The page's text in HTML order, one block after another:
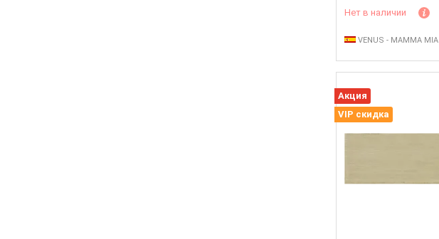
Нет в наличии
VENUS - MAMMA MIA
Акция
VIP скидка